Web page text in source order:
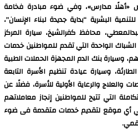
مدارس»، وفي ضوء مبادرة فخامة
البشرية “بداية جديدة لبناء الإنسان”،
محافظ كفرالشيخ، سيارة المركز
الواحدة التي تقدم للمواطنين خدمات
بنك الدم المجهزة الحملات الطبية
الطارئة، وسيارة عيادة تنظيم الأسرة التابعة
والعلاج والرعاية الأولية للأسرة، فضلًا عن
التي تتيح للمواطنين إنجاز معاملاتهم
في أي موقع لتقديم خدمات متقدمة فى ضوء